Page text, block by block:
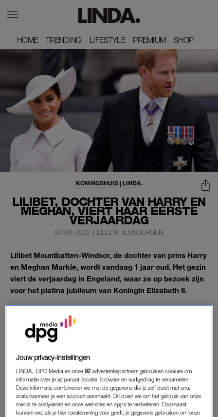
HOME
HOME TRENDING
TRENDING LIFESTYLE
LIFESTYLE PREMIUM
PREMIUM SHOP
SHOP
LILIBET, DOCHTER VAN HARRY EN
MEGHAN, VIERT HAAR EERSTE
VERJAARDAG
KONINGSHUIS | LINDA.
04-06-2022 | ELLEN HENSBERGEN
Lilibet Mountbatten-Windsor, de dochter van prins Harry
en Meghan Markle, wordt vandaag 1 jaar oud. Het gezin
viert de verjaardag in Engeland, waar ze op bezoek zijn
voor het platina jubileum van Koningin Elizabeth II.
LILIBET
De eerste verjaardag van
waarschijnlijkheid klein gevierd in Frogmore Cottage, waar
Harry en Meghan verblijven gedurende hun bezoek aan het
Verenigd Koninkrijk.
De kleine heeft, heel efficient, in één klap al haar felicitaties
Jouw privacy-instellingen
LINDA., DPG Media en onze92 advertentiepartners gebruiken cookies om
informatie over je apparaat, locatie, browser en surfgedrag te verzamelen.
Deze informatie combineren we met de gegevens die je zelf deelt met ons,
zoals wanneer je een account aanmaakt. Dit doen we om het gebruik van onze
media te analyseren en onze websites en apps te verbeteren. Daarnaast
kunnen we, als je hier toestemming voor geeft, je gegevens gebruiken om onze